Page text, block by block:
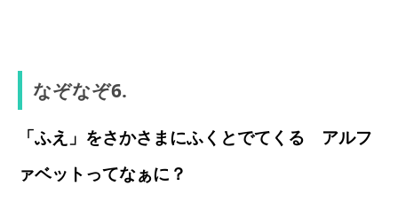
なぞなぞ6.
「ふえ」をさかさまにふくとでてくる アルフ
ァベットってなぁに？